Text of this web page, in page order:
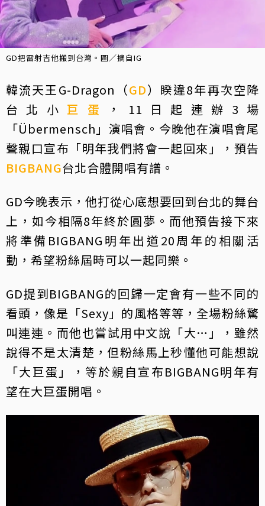
GD把雷射吉他搬到台灣。圖／摘自IG
韓流天王G-Dragon（GD）睽違8年再次空降
台北小 巨蛋
，11日起連辦3場
「Übermensch」演唱會。今晚他在演唱會尾
聲親口宣布「明年我們將會一起回來」，預告
BIGBANG台北合體開唱有譜。
GD今晚表示，他打從心底想要回到台北的舞台
上，如今相隔8年終於圓夢。而他預告接下來
將準備BIGBANG明年出道20周年的相關活
動，希望粉絲屆時可以一起同樂。
GD提到BIGBANG的回歸一定會有一些不同的
看頭，像是「Sexy」的風格等等，全場粉絲驚
叫連連。而他也嘗試用中文說「大…」，雖然
說得不是太清楚，但粉絲馬上秒懂他可能想說
「大巨蛋」，等於親自宣布BIGBANG明年有
望在大巨蛋開唱。